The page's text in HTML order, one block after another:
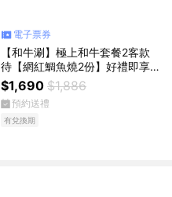
電子票券
【和牛涮】極上和牛套餐2客款
待【網紅鯛魚燒2份】好禮即享
券(一次抵用)
$1,690 $1,886
預約送禮
有兌換期